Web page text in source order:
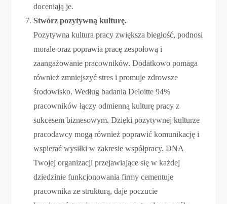
doceniają je.
Stwórz pozytywną kulturę.
Pozytywna kultura pracy zwiększa biegłość, podnosi
morale oraz poprawia pracę zespołową i
zaangażowanie pracowników. Dodatkowo pomaga
również zmniejszyć stres i promuje zdrowsze
środowisko. Według badania Deloitte 94%
pracowników łączy odmienną kulturę pracy z
sukcesem biznesowym. Dzięki pozytywnej kulturze
pracodawcy mogą również poprawić komunikację i
wspierać wysiłki w zakresie współpracy. DNA
Twojej organizacji przejawiające się w każdej
dziedzinie funkcjonowania firmy cementuje
pracownika ze strukturą, daje poczucie